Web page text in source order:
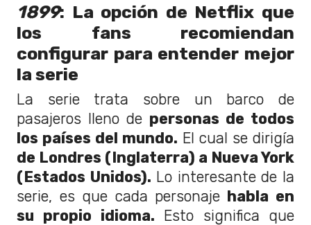
1899: La opción de Netflix que
los fans recomiendan
configurar para entender mejor
la serie
La serie trata sobre un barco de
pasajeros lleno de personas de todos
los países del mundo. El cual se dirigía
de Londres (Inglaterra) a Nueva York
(Estados Unidos). Lo interesante de la
serie, es que cada personaje habla en
su propio idioma. Esto significa que